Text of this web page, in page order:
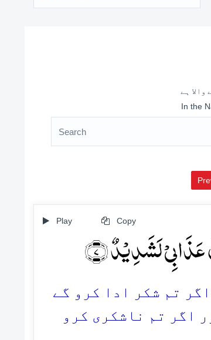
ہے
In the
Play Copy
لَشَدِیۡدٌ ﴿۷﴾
تم شکر ادا کرو گے
اگر تم ناشکری کرو